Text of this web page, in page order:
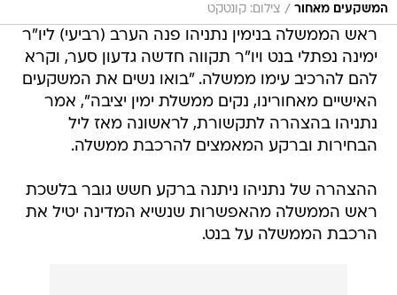
המשקעים מאחור / צילום: קונטקט
ראש הממשלה בנימין נתניהו פנה הערב (רביעי) ליו"ר
ימינה נפתלי בנט ויו"ר תקווה חדשה גדעון סער, וקרא
להם להרכיב עימו ממשלה. "בואו נשים את המשקעים
האישיים מאחורינו, נקים ממשלת ימין יציבה", אמר
נתניהו בהצהרה לתקשורת, לראשונה מאז ליל
הבחירות וברקע המאמצים להרכבת ממשלה.
ההצהרה של נתניהו ניתנה ברקע חשש גובר בלשכת
ראש הממשלה מהאפשרות שנשיא המדינה יטיל את
הרכבת הממשלה על בנט.